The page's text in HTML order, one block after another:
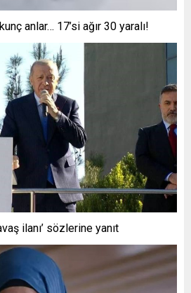
anlar… 17’si ağır 30 yaralı!
ilanı’ sözlerine yanıt